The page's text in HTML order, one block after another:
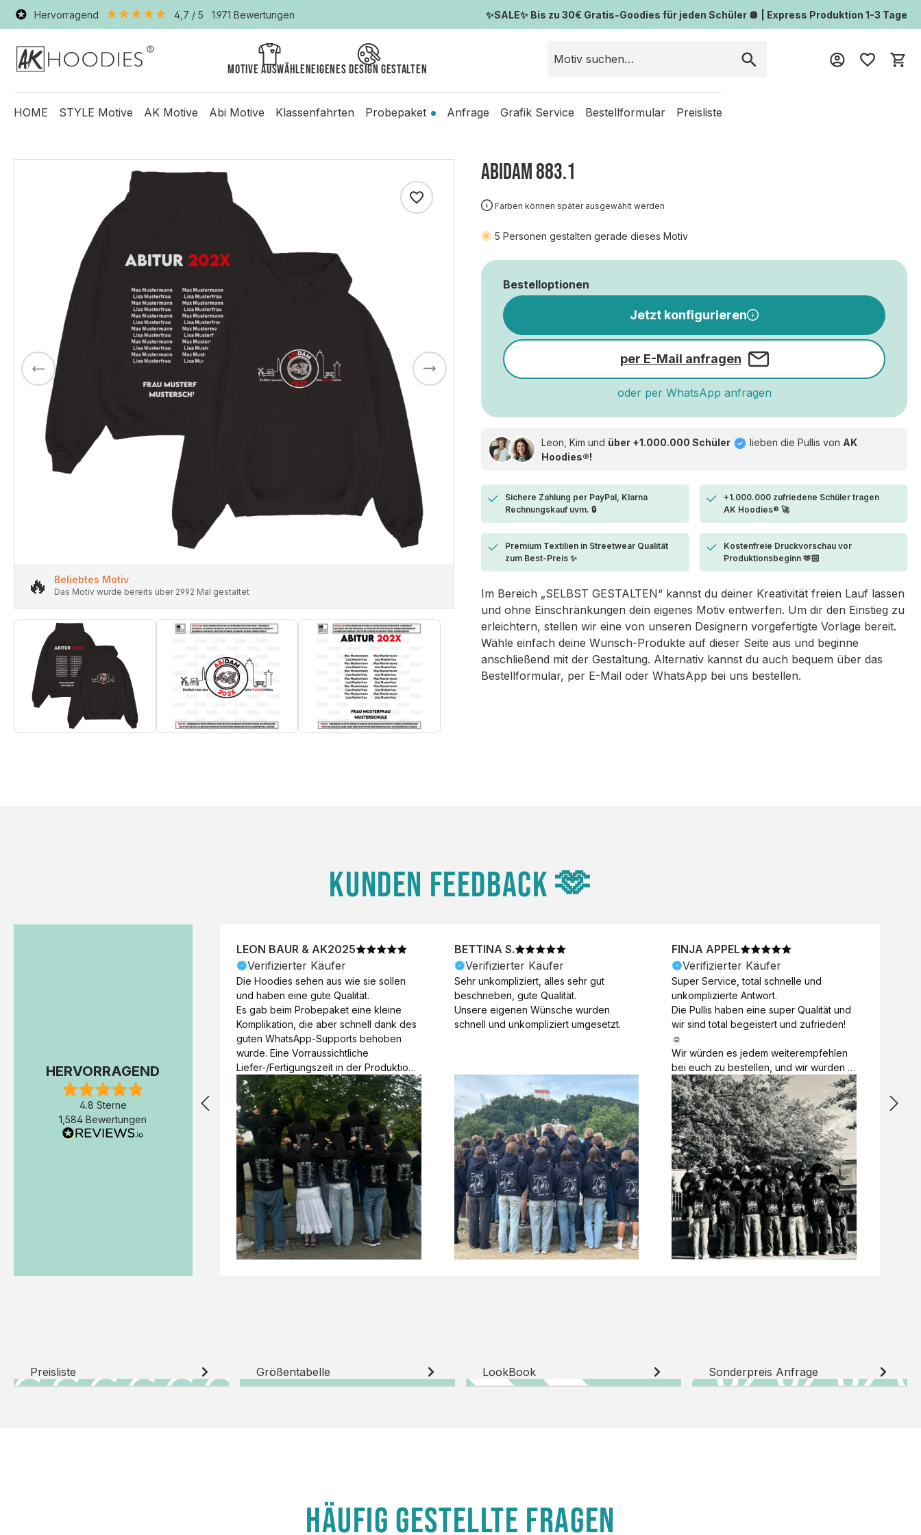
Hervorragend 4,7 / 5 1.971 Bewertungen ✨SALE✨ Bis zu 30€ Gratis-Goodies für jeden Schüler 🪩 | Express Produktion 1-3 Tage
Motive auswählenEigenes Design gestalten
HOME STYLE Motive AK Motive Abi Motive Klassenfahrten Probepaket Anfrage Grafik Service Bestellformular Preisliste
🔥 Beliebtes Motiv
Das Motiv wurde bereits über 2992 Mal gestaltet
ABIDAM 883.1
Farben können später ausgewählt werden
5 Personen gestalten gerade dieses Motiv
Bestelloptionen
Jetzt konfigurieren
per E-Mail anfragen
oder per WhatsApp anfragen
Leon, Kim und über +1.000.000 Schüler lieben die Pullis von AK
Hoodies®!
Sichere Zahlung per PayPal, Klarna
Rechnungskauf uvm. 🔒
+1.000.000 zufriedene Schüler tragen
AK Hoodies® 🚀
Premium Textilien in Streetwear Qualität
zum Best-Preis ✨
Kostenfreie Druckvorschau vor
Produktionsbeginn 🫶🏻
Im Bereich „SELBST GESTALTEN“ kannst du deiner Kreativität freien Lauf lassen
und ohne Einschränkungen dein eigenes Motiv entwerfen. Um dir den Einstieg zu
erleichtern, stellen wir eine von unseren Designern vorgefertigte Vorlage bereit.
Wähle einfach deine Wunsch-Produkte auf dieser Seite aus und beginne
anschließend mit der Gestaltung. Alternativ kannst du auch bequem über das
Bestellformular, per E-Mail oder WhatsApp bei uns bestellen.
KUNDEN FEEDBACK 🫶
HERVORRAGEND
4.8 Sterne
1,584 Bewertungen
LEON BAUR & AK2025
Verifizierter Käufer
Die Hoodies sehen aus wie sie sollen
und haben eine gute Qualität.
Es gab beim Probepaket eine kleine
Komplikation, die aber schnell dank des
guten WhatsApp-Supports behoben
wurde. Eine Vorraussichtliche
Liefer-/Fertigungszeit in der Produktion
wäre hilfreich. Die Produktion dauerte 7
Werktage (inkl. Samstage und ohne
Express-Produktion), die Lieferung
erfolgte schon am Tag nach der
Fertigstellung der Produktion.
BETTINA S.
Verifizierter Käufer
Sehr unkompliziert, alles sehr gut
beschrieben, gute Qualität.
Unsere eigenen Wünsche wurden
schnell und unkompliziert umgesetzt.
FINJA APPEL
Verifizierter Käufer
Super Service, total schnelle und
unkomplizierte Antwort.
Die Pullis haben eine super Qualität und
wir sind total begeistert und zufrieden!
☺️
Wir würden es jedem weiterempfehlen
bei euch zu bestellen, und wir würden
es auch sofort nochmal tun!
Vielen Dank für alles 😊
Preisliste Größentabelle LookBook Sonderpreis Anfrage
HÄUFIG GESTELLTE FRAGEN